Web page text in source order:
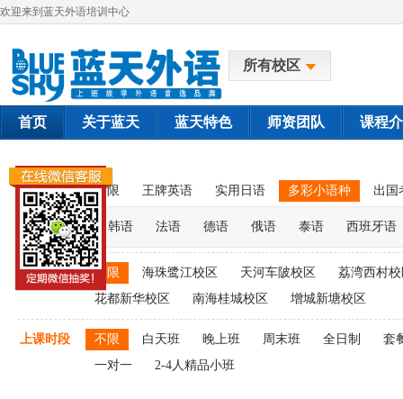
欢迎来到蓝天外语培训中心
所有校区
首页 关于蓝天 蓝天特色 师资团队 课程
课程类别 不限 王牌英语 实用日语 多彩小语种 出国
韩语 法语 德语 俄语 泰语 西班牙语
上课校区 不限 海珠鹭江校区 天河车陂校区
荔湾西村
花都新华校区
南海桂城校区 增城新塘校区
上课时段 不限 白天班 晚上班 周末班 全日制
套
一对一
2-4人精品小班